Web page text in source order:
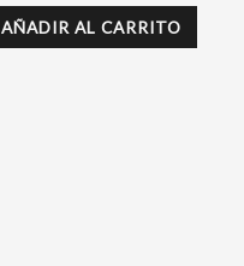
AÑADIR AL CARRITO